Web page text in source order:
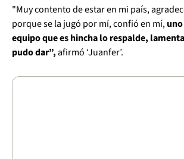
"Muy contento de estar en mi país,
porque se la jugó por mí, confió en mí,
equipo que es hincha lo respalde,
pudo dar”,afirmó ‘Juanfer’.